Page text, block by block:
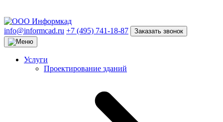
info@informcad.ru +7 (495) 741-18-87 Заказать звонок
Услуги
Проектирование зданий